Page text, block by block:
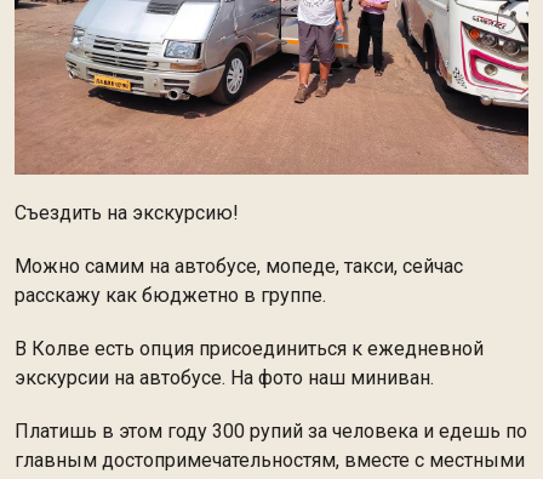
Съездить на экскурсию!
Можно самим на автобусе, мопеде, такси, сейчас
расскажу как бюджетно в группе.
В Колве есть опция присоединиться к ежедневной
экскурсии на автобусе. На фото наш миниван.
Платишь в этом году 300 рупий за человека и едешь по
главным достопримечательностям, вместе с местными